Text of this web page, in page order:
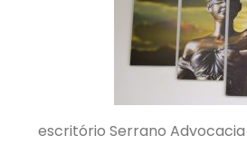
escritório Serrano